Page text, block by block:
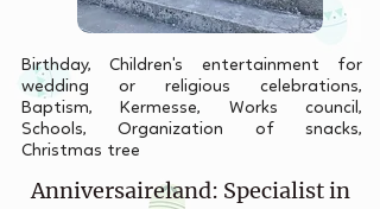
Birthday, Children's entertainment for
wedding or religious celebrations,
Baptism, Kermesse, Works council,
Schools, Organization of snacks,
Christmas tree
Anniversaireland: Specialist in